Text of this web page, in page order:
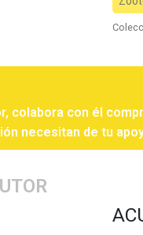
colabora con él
necesitan de tu